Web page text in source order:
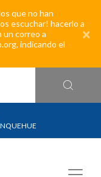
que no han
escuchar! hacerlo a
un correo a
indicando el
×